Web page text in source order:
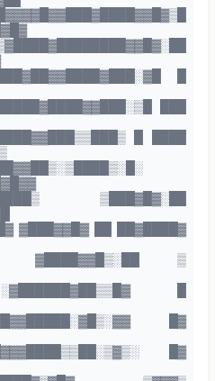
█
███
█ ████
▒███▓█▓░██
▓███▓▓█▓ ██ ██▓████▓
▓████▓▓█▒░██ ▒
█
█▓
█▓